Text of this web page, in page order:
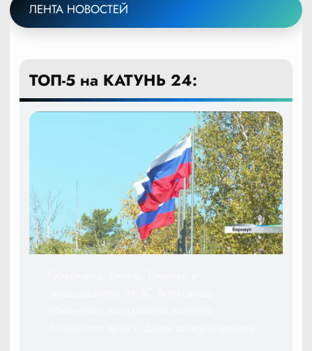
ЛЕНТА НОВОСТЕЙ
ТОП-5 на КАТУНЬ 24: